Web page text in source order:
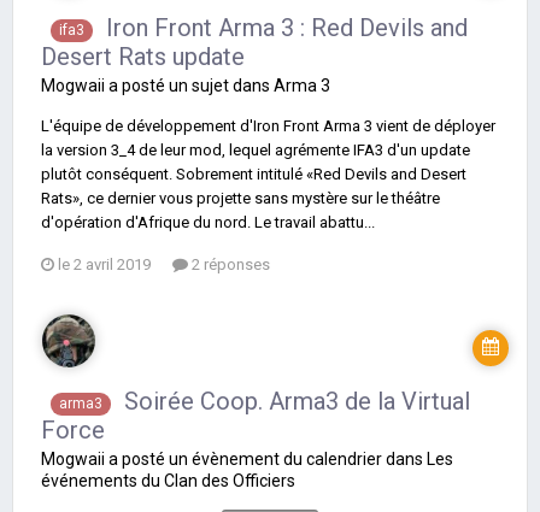
ifa3
Iron Front Arma 3 : Red Devils and
Desert Rats update
Mogwaii a posté un sujet dans Arma 3
L'équipe de développement d'Iron Front Arma 3 vient de déployer
la version 3_4 de leur mod, lequel agrémente IFA3 d'un update
plutôt conséquent. Sobrement intitulé «Red Devils and Desert
Rats», ce dernier vous projette sans mystère sur le théâtre
d'opération d'Afrique du nord. Le travail abattu...
le 2 avril 2019 2 réponses
arma3
Soirée Coop. Arma3 de la Virtual
Force
Mogwaii a posté un évènement du calendrier dans Les
événements du Clan des Officiers